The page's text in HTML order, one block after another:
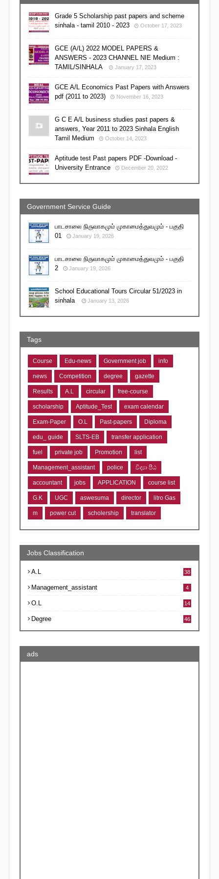
Grade 5 Scholarship past papers and scheme
sinhala - tamil 2010 - 2023
October 17, 2023
GCE (A/L) 2022 MODEL PAPERS &
ANSWERS - 2023 CHANNEL NIE Medium :
TAMIL/SINHALA
January 17, 2023
GCE A/L Economics Past Papers with Answers
pdf (2011 to 2023)
November 16, 2023
G C E A/L business studies past papers &
answers, Year 2011 to 2023 Sinhala English
Tamil Medium
October 14, 2023
Aptitude test Past papers PDF -Download -
University Entrance
December 20, 2022
Government Service Guide
பாடசாலை நிருவாகமும் முகாமைத்துவமும் - பகுதி
01
January 19, 2026
பாடசாலை நிருவாகமும் முகாமைத்துவமும் - பகுதி
2
January 19, 2026
School Educational Tours Circular 51/2023 in
sinhala
January 13, 2026
Tags
Course Edu-news Government job info
news Competition degree gazette
Results A.L circular free-course
scholarship Aptitude_Test exam calendar
Exam-Paper O.L Past-papers Diploma
edu_ guide SLTS-EB transfer application
fuel private job Promotion list
Management_assistant police විද්‍යා පීඨ
accountant jobs APPLICATION course list
G.K UGC aswesuma director litro Gas
m power cut scholership translator
Jobs Classification
A.L 38
Management_assistant 4
O.L 14
Degree 46
ads